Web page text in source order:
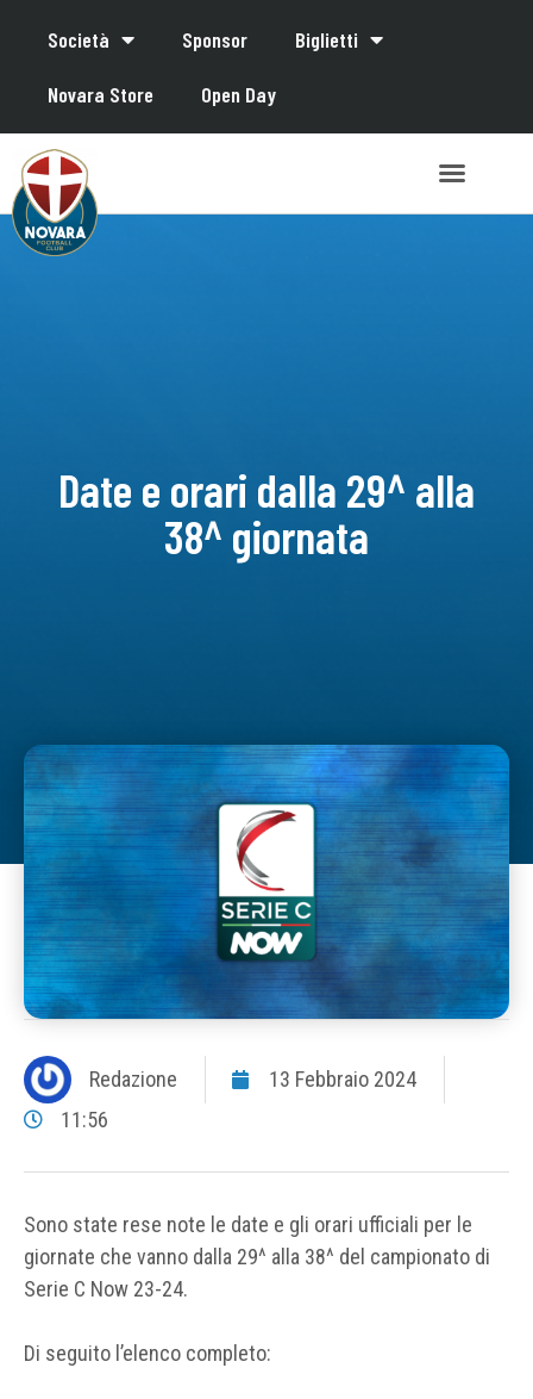
Società Sponsor Biglietti
Novara Store Open Day
Date e orari dalla 29^ alla
38^ giornata
Redazione
13 Febbraio 2024
11:56
Sono state rese note le date e gli orari ufficiali per le
giornate che vanno dalla 29^ alla 38^ del campionato di
Serie C Now 23-24.
Di seguito l’elenco completo: